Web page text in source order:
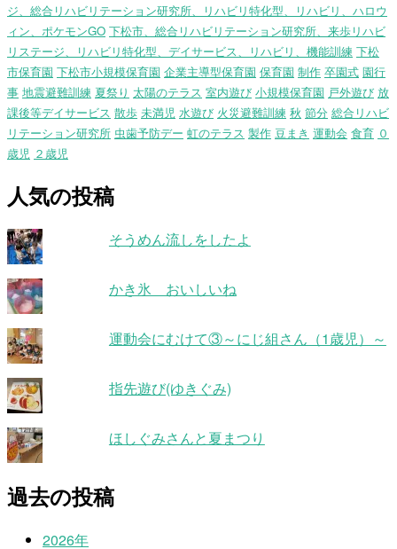
ジ、総合リハビリテーション研究所、リハビリ特化型、リハビリ、ハロウ
ィン、ポケモンGO 下松市、総合リハビリテーション研究所、来歩リハビ
リステージ、リハビリ特化型、デイサービス、リハビリ、機能訓練 下松
市保育園 下松市小規模保育園 企業主導型保育園 保育園 制作 卒園式 園行
事 地震避難訓練 夏祭り 太陽のテラス 室内遊び 小規模保育園 戸外遊び 放
課後等デイサービス 散歩 未満児 水遊び 火災避難訓練 秋 節分 総合リハビ
リテーション研究所 虫歯予防デー 虹のテラス 製作 豆まき 運動会 食育 ０
歳児 ２歳児
人気の投稿
そうめん流しをしたよ
かき氷 おいしいね
運動会にむけて③～にじ組さん（1歳児）～
指先遊び(ゆきぐみ)
ほしぐみさんと夏まつり
過去の投稿
2026年